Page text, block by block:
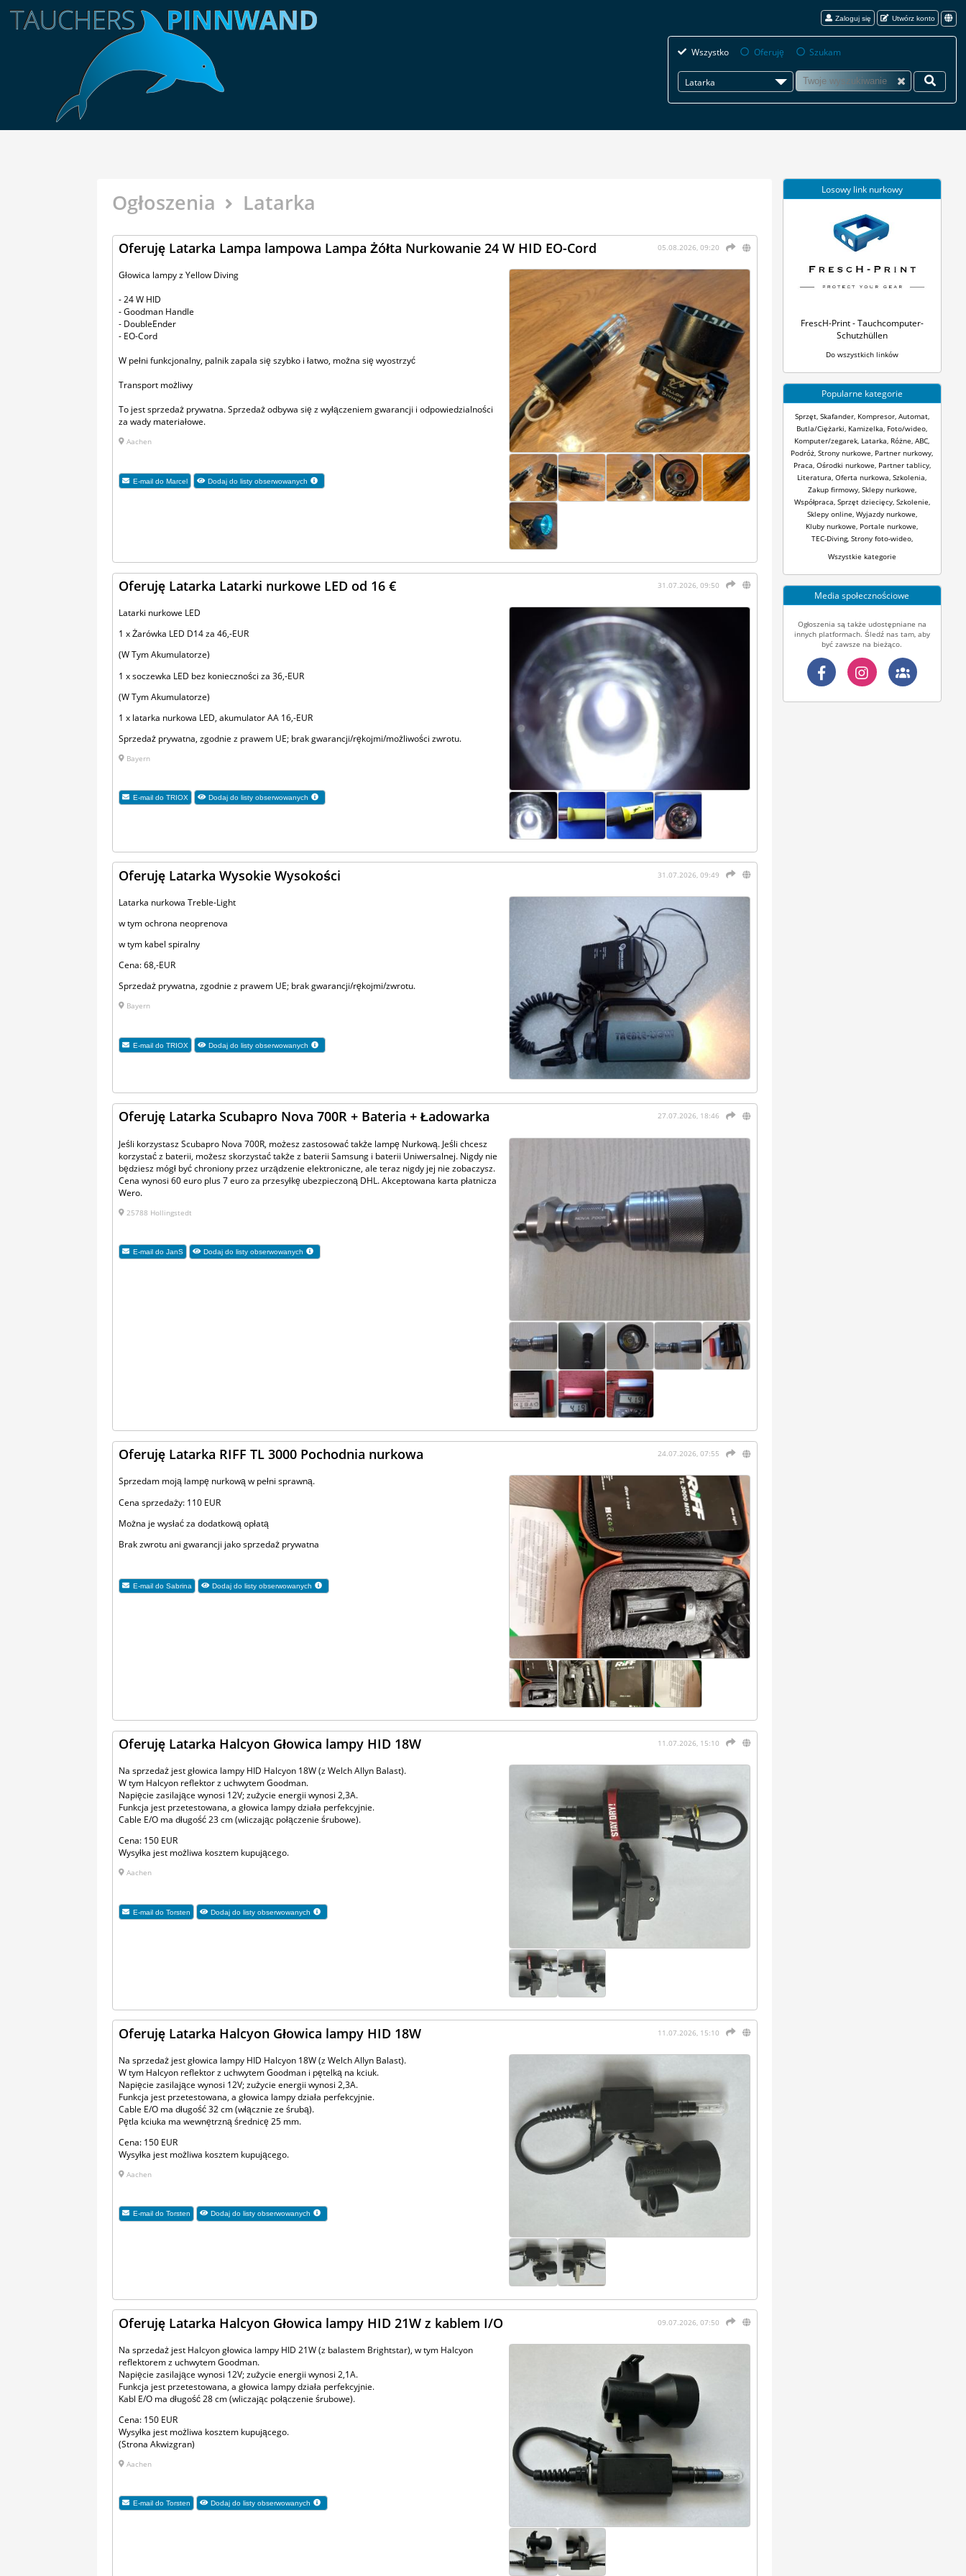
Zaloguj się Utwórz konto
Wszystko Oferuję Szukam
Latarka
Ogłoszenia Latarka
05.08.2026, 09:20
Oferuję Latarka Lampa lampowa Lampa Żółta Nurkowanie 24 W HID EO-Cord
Głowica lampy z Yellow Diving
- 24 W HID
- Goodman Handle
- DoubleEnder
- EO-Cord
W pełni funkcjonalny, palnik zapala się szybko i łatwo, można się wyostrzyć
Transport możliwy
To jest sprzedaż prywatna. Sprzedaż odbywa się z wyłączeniem gwarancji i odpowiedzialności
za wady materiałowe.
Aachen
E-mail do Marcel Dodaj do listy obserwowanych
31.07.2026, 09:50
Oferuję Latarka Latarki nurkowe LED od 16 €
Latarki nurkowe LED
1 x Żarówka LED D14 za 46,-EUR
(W Tym Akumulatorze)
1 x soczewka LED bez konieczności za 36,-EUR
(W Tym Akumulatorze)
1 x latarka nurkowa LED, akumulator AA 16,-EUR
Sprzedaż prywatna, zgodnie z prawem UE; brak gwarancji/rękojmi/możliwości zwrotu.
Bayern
E-mail do TRIOX Dodaj do listy obserwowanych
31.07.2026, 09:49
Oferuję Latarka Wysokie Wysokości
Latarka nurkowa Treble-Light
w tym ochrona neoprenova
w tym kabel spiralny
Cena: 68,-EUR
Sprzedaż prywatna, zgodnie z prawem UE; brak gwarancji/rękojmi/zwrotu.
Bayern
E-mail do TRIOX Dodaj do listy obserwowanych
27.07.2026, 18:46
Oferuję Latarka Scubapro Nova 700R + Bateria + Ładowarka
Jeśli korzystasz Scubapro Nova 700R, możesz zastosować także lampę Nurkową. Jeśli chcesz
korzystać z baterii, możesz skorzystać także z baterii Samsung i baterii Uniwersalnej. Nigdy nie
będziesz mógł być chroniony przez urządzenie elektroniczne, ale teraz nigdy jej nie zobaczysz.
Cena wynosi 60 euro plus 7 euro za przesyłkę ubezpieczoną DHL. Akceptowana karta płatnicza
Wero.
25788 Hollingstedt
E-mail do JanS Dodaj do listy obserwowanych
24.07.2026, 07:55
Oferuję Latarka RIFF TL 3000 Pochodnia nurkowa
Sprzedam moją lampę nurkową w pełni sprawną.
Cena sprzedaży: 110 EUR
Można je wysłać za dodatkową opłatą
Brak zwrotu ani gwarancji jako sprzedaż prywatna
E-mail do Sabrina Dodaj do listy obserwowanych
11.07.2026, 15:10
Oferuję Latarka Halcyon Głowica lampy HID 18W
Na sprzedaż jest głowica lampy HID Halcyon 18W (z Welch Allyn Balast).
W tym Halcyon reflektor z uchwytem Goodman.
Napięcie zasilające wynosi 12V; zużycie energii wynosi 2,3A.
Funkcja jest przetestowana, a głowica lampy działa perfekcyjnie.
Cable E/O ma długość 23 cm (wliczając połączenie śrubowe).
Cena: 150 EUR
Wysyłka jest możliwa kosztem kupującego.
Aachen
E-mail do Torsten Dodaj do listy obserwowanych
11.07.2026, 15:10
Oferuję Latarka Halcyon Głowica lampy HID 18W
Na sprzedaż jest głowica lampy HID Halcyon 18W (z Welch Allyn Balast).
W tym Halcyon reflektor z uchwytem Goodman i pętelką na kciuk.
Napięcie zasilające wynosi 12V; zużycie energii wynosi 2,3A.
Funkcja jest przetestowana, a głowica lampy działa perfekcyjnie.
Cable E/O ma długość 32 cm (włącznie ze śrubą).
Pętla kciuka ma wewnętrzną średnicę 25 mm.
Cena: 150 EUR
Wysyłka jest możliwa kosztem kupującego.
Aachen
E-mail do Torsten Dodaj do listy obserwowanych
09.07.2026, 07:50
Oferuję Latarka Halcyon Głowica lampy HID 21W z kablem I/O
Na sprzedaż jest Halcyon głowica lampy HID 21W (z balastem Brightstar), w tym Halcyon
reflektorem z uchwytem Goodman.
Napięcie zasilające wynosi 12V; zużycie energii wynosi 2,1A.
Funkcja jest przetestowana, a głowica lampy działa perfekcyjnie.
Kabl E/O ma długość 28 cm (wliczając połączenie śrubowe).
Cena: 150 EUR
Wysyłka jest możliwa kosztem kupującego.
(Strona Akwizgran)
Aachen
E-mail do Torsten Dodaj do listy obserwowanych
Losowy link nurkowy
FrescH-Print - Tauchcomputer-
Schutzhüllen
Do wszystkich linków
Popularne kategorie
Sprzęt, Skafander, Kompresor, Automat,
Butla/Ciężarki Kamizelka Foto/wideo
Komputer/zegarek Latarka Różne ABC
Podróż Strony nurkowe Partner nurkowy
Praca Ośrodki nurkowe Partner tablicy,
Literatura Oferta nurkowa Szkolenia
Zakup firmowy, Sklepy nurkowe
Współpraca Sprzęt dziecięcy, Szkolenie
Sklepy online Wyjazdy nurkowe
Kluby nurkowe Portale nurkowe
TEC-Diving, Strony foto-wideo,
Wszystkie kategorie
Media społecznościowe
Ogłoszenia są także udostępniane na
innych platformach. Śledź nas tam, aby
być zawsze na bieżąco.